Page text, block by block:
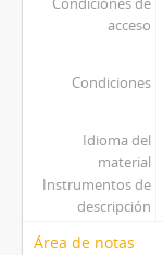
acceso
Condiciones
Idioma del
material
Instrumentos de
descripción
Área de notas